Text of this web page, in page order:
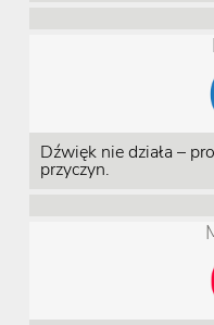
Dźwięk nie działa –
przyczyn.